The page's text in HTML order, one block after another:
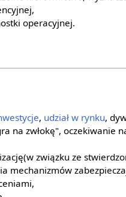
operacyjnej.
, udział w rynku,
na zwłokę", oczekiwanie
związku ze
mechanizmów